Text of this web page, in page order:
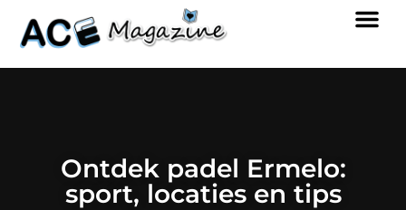
Ontdek padel Ermelo:
sport, locaties en tips